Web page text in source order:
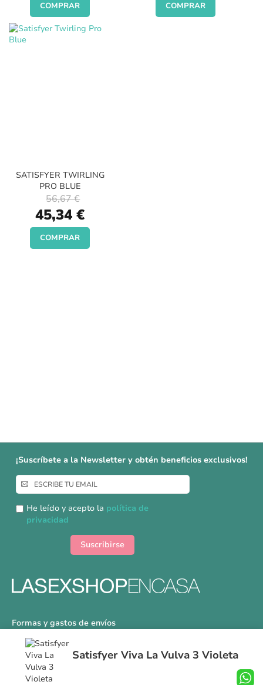
Satisfyer Viva La Vulva 3 Violeta
COMPRAR COMPRAR
SATISFYER TWIRLING
PRO BLUE
Special
Price
45,34 €
56,67 €
COMPRAR
¡Suscríbete a la Newsletter y obtén beneficios exclusivos!
Inscríbase
a
nuestro
boletín
He leído y acepto la política de
privacidad
Suscribirse
Formas y gastos de envíos
Devoluciones
Información Tallas
Protección a Compradores